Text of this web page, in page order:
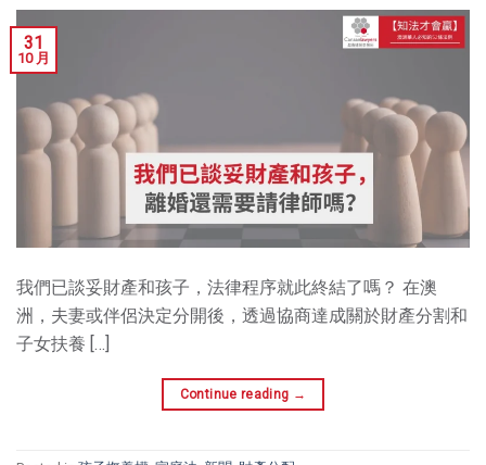
31
10 月
我們已談妥財產和孩子，法律程序就此終結了嗎？ 在澳
洲，夫妻或伴侶決定分開後，透過協商達成關於財產分割和
子女扶養 […]
Continue reading →